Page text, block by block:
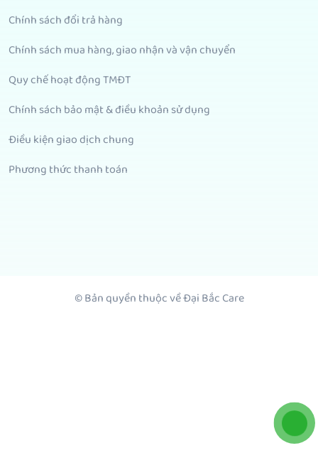
Chính sách đổi trả hàng
Chính sách mua hàng, giao nhận và vận chuyển
Quy chế hoạt động TMĐT
Chính sách bảo mật & điều khoản sử dụng
Điều kiện giao dịch chung
Phương thức thanh toán
© Bản quyền thuộc về Đại Bắc Care